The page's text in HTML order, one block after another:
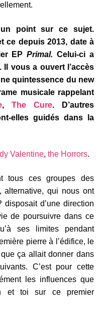
point sur ce sujet.
ce depuis 2013, date à
EPPrimal.Celui-ci a
vous a ouvert l’accès
quintessence du new
musicale rappelant
, The Cure. D’autres
elles guidés dans la
Valentine, the Horrors.
tous ces groupes des
alternative, qui nous ont
d’une direction
de poursuivre dans ce
ses limites pendant
pierre à l’édifice, le
ça allait donner dans
C’est pour cette
les influences que
et toi sur ce premier